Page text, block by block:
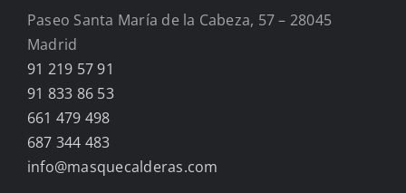
Paseo Santa María de la Cabeza, 57 – 28045
Madrid
91 219 57 91
91 833 86 53
661 479 498
687 344 483
info@masquecalderas.com